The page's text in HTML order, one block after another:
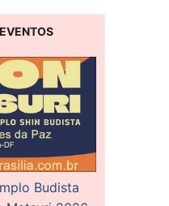
Budista